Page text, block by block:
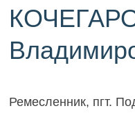
Ремесленник, пгт.